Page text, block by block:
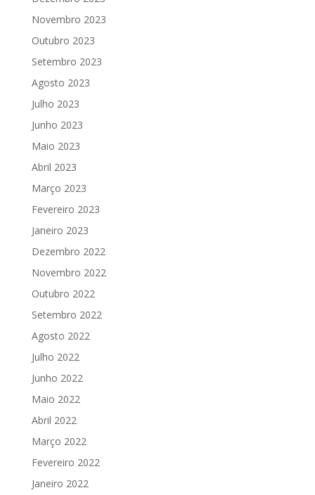
Novembro 2023
Outubro 2023
Setembro 2023
Agosto 2023
Julho 2023
Junho 2023
Maio 2023
Abril 2023
Março 2023
Fevereiro 2023
Janeiro 2023
Dezembro 2022
Novembro 2022
Outubro 2022
Setembro 2022
Agosto 2022
Julho 2022
Junho 2022
Maio 2022
Abril 2022
Março 2022
Fevereiro 2022
Janeiro 2022